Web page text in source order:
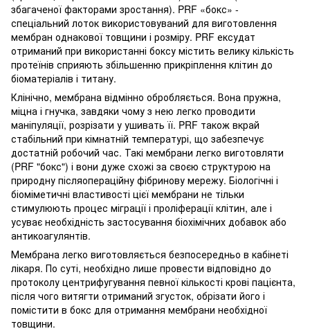
збагаченої факторами зростання). PRF «бокс» -
спеціальний лоток використовуваний для виготовлення
мембран однакової товщини і розміру. PRF ексудат
отриманий при використанні боксу містить велику кількість
протеїнів сприяють збільшенню прикріплення клітин до
біоматеріалів і титану.
Клінічно, мембрана відмінно обробляється. Вона пружна,
міцна і гнучка, завдяки чому з нею легко проводити
маніпуляції, розрізати у ушивать її. PRF також вкрай
стабільний при кімнатній температурі, що забезпечує
достатній робочий час. Такі мембрани легко виготовляти
(PRF "бокс") і вони дуже схожі за своєю структурою на
природну післяопераційну фібринову мережу. Біологічні і
біоміметичні властивості цієї мембрани не тільки
стимулюють процес міграції і проліферації клітин, але і
усуває необхідність застосування біохімічних добавок або
антикоагулянтів.
Мембрана легко виготовляється безпосередньо в кабінеті
лікаря. По суті, необхідно лише провести відповідно до
протоколу центрифугування певної кількості крові пацієнта,
після чого витягти отриманий згусток, обрізати його і
помістити в бокс для отримання мембрани необхідної
товщини.